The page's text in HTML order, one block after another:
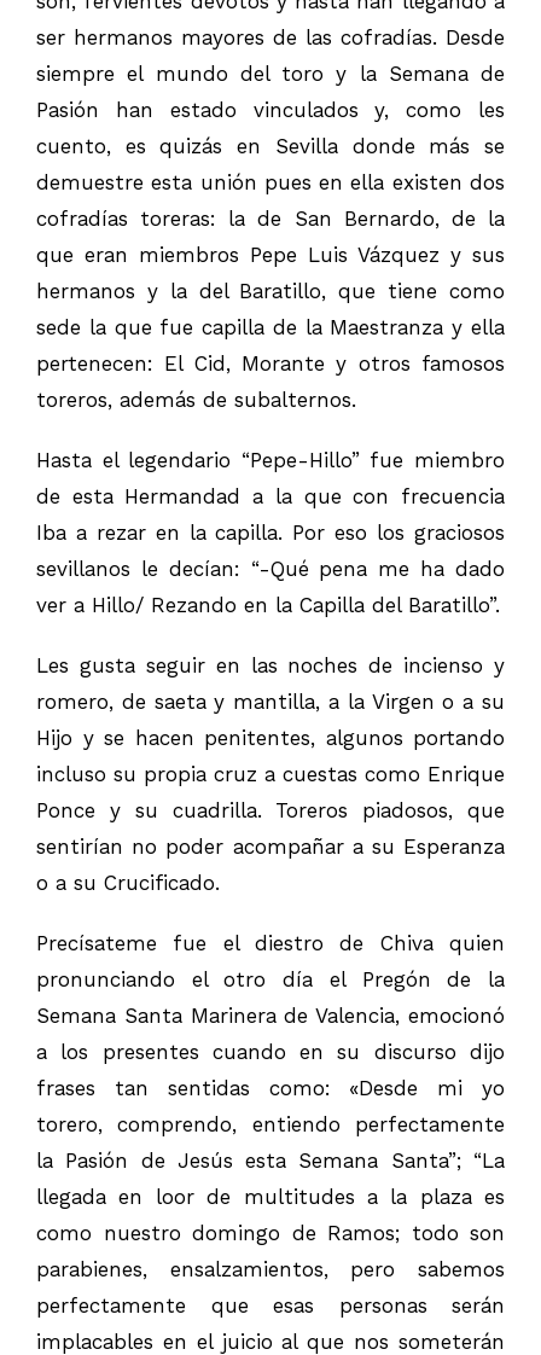
ser hermanos mayores de las cofradías. Desde
siempre el mundo del toro y la Semana de
Pasión han estado vinculados y, como les
cuento, es quizás en Sevilla donde más se
demuestre esta unión pues en ella existen dos
cofradías toreras: la de San Bernardo, de la
que eran miembros Pepe Luis Vázquez y sus
hermanos y la del Baratillo, que tiene como
sede la que fue capilla de la Maestranza y ella
pertenecen: El Cid, Morante y otros famosos
toreros, además de subalternos.
Hasta el legendario “Pepe-Hillo” fue miembro
de esta Hermandad a la que con frecuencia
Iba a rezar en la capilla. Por eso los graciosos
sevillanos le decían: “-Qué pena me ha dado
ver a Hillo/ Rezando en la Capilla del Baratillo”.
Les gusta seguir en las noches de incienso y
romero, de saeta y mantilla, a la Virgen o a su
Hijo y se hacen penitentes, algunos portando
incluso su propia cruz a cuestas como Enrique
Ponce y su cuadrilla. Toreros piadosos, que
sentirían no poder acompañar a su Esperanza
o a su Crucificado.
Precísateme fue el diestro de Chiva quien
pronunciando el otro día el Pregón de la
Semana Santa Marinera de Valencia, emocionó
a los presentes cuando en su discurso dijo
frases tan sentidas como: «Desde mi yo
torero, comprendo, entiendo perfectamente
la Pasión de Jesús esta Semana Santa”; “La
llegada en loor de multitudes a la plaza es
como nuestro domingo de Ramos; todo son
parabienes, ensalzamientos, pero sabemos
perfectamente que esas personas serán
implacables en el juicio al que nos someterán